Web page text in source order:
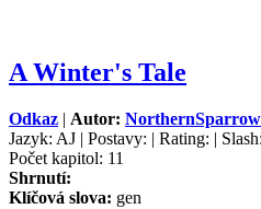
A Winter's Tale
Odkaz | Autor: NorthernSparrow
Jazyk: AJ | Postavy: | Rating: |
Počet kapitol: 11
Shrnutí:
Klíčová slova: gen